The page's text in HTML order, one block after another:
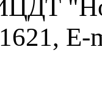
E-